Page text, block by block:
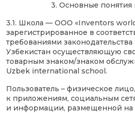
3. Основные
3.1. Школа — ООО «Inventors
зарегистрированное в
требованиями
Узбекистан осуществляющую
товарным знаком/знаком
Uzbek international school.
Пользователь – физическое
к приложениям, социальным
и информации, размещенной на